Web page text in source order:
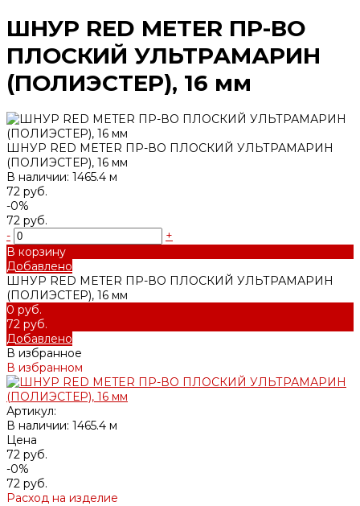
ШНУР RED METER ПР-ВО
ПЛОСКИЙ УЛЬТРАМАРИН
(ПОЛИЭСТЕР), 16 мм
ШНУР RED METER ПР-ВО ПЛОСКИЙ УЛЬТРАМАРИН
(ПОЛИЭСТЕР), 16 мм
В наличии: 1465.4 м
72 руб.
-0%
72 руб.
-
+
В корзину
Добавлено
ШНУР RED METER ПР-ВО ПЛОСКИЙ УЛЬТРАМАРИН
(ПОЛИЭСТЕР), 16 мм
0 руб.
72 руб.
Добавлено
В избранное
В избранном
Артикул:
В наличии: 1465.4 м
Цена
72 руб.
-0%
72 руб.
Расход на изделие